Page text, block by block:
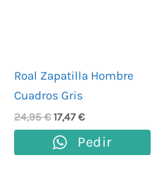
Roal Zapatilla Hombre
Cuadros Gris
24,95€ 17,47€
Pedir